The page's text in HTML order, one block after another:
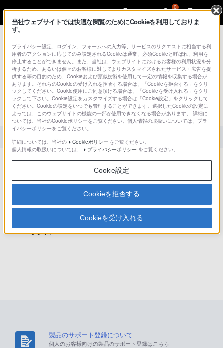
0
文書番号 : S1110278024268 / 最終更新日 : 2025/03/11
RGB接続時は、PCS本体とDSBのどち
らに接続するのが良いでしょうか？
データソリューションボックス（DSB）ご使用時は、RGBケーブルは
以下の点で優れております。
PC画像をRGB送信する際に、自拠点においてもRGB信号が出
力されます。
通信帯域に余裕がある場合、受信するRGB画像の表示速度が向
上します。
製品のサポート登録について
個人のお客様向けの製品のサポート登録はこちら
当社ウェブサイトでは快適な閲覧のためにCookieを利用しておりま
す。
プライバシー設定、ログイン、フォームへの入力等、サービスのリクエストに相当する利
用者のアクションに応じてのみ設定されるCookieは通常、必須Cookieと呼ばれ、利用を
停止することができません。また、当社は、ウェブサイトにおけるお客様の利用状況を分
析するため、あるいは個々のお客様に対してよりカスタマイズされたサービス・広告を提
供する等の目的のため、Cookieおよび類似技術を使用して一定の情報を収集する場合が
あります。それらのCookieの受け入れを拒否する場合は、「Cookieを拒否する」をクリ
ックしてください。Cookie使用にご同意頂ける場合は、「Cookieを受け入れる」をクリ
ックして下さい。Cookie設定をカスタマイズする場合は「Cookie設定」をクリックして
ください。Cookieの設定をいつでも管理することができます。選択したCookieの設定に
よっては、このウェブサイトの機能の一部が使用できなくなる場合があります。 詳細に
ついては、当社のCookieポリシーをご覧ください。個人情報の取扱いについては、プラ
イバシーポリシーをご覧ください。
詳細については、当社の
Cookieポリシー をご覧ください。
個人情報の取扱いについては、
プライバシーポリシー をご覧ください。
Cookie設定
Cookieを拒否する
Cookieを受け入れる